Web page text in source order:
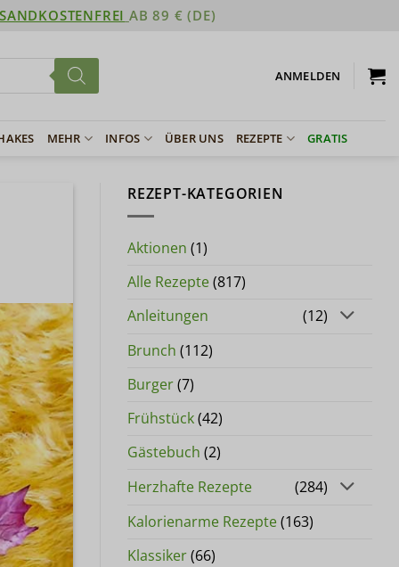
AB 89 € (DE)
ANMELDEN
MEHR INFOS ÜBER UNS REZEPTE GRATIS
REZEPT-KATEGORIEN
Aktionen (1)
Alle Rezepte(817)
Anleitungen
(12)
Brunch (112)
Burger(7)
Frühstück(42)
Gästebuch (2)
Herzhafte Rezepte
(284)
Kalorienarme Rezepte(163)
Klassiker(66)